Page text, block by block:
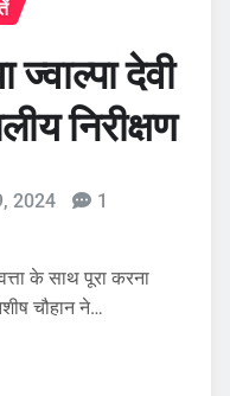
ज्वाल्पा देवी
निरीक्षण
2024 1
के साथ पूरा करना
चौहान ने…